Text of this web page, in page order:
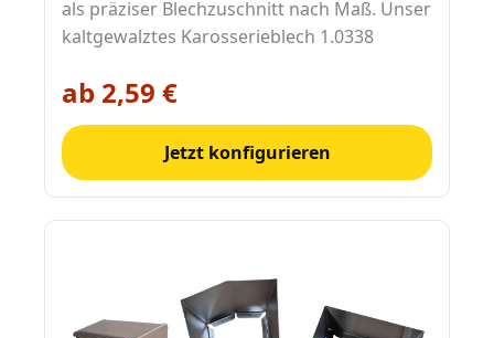
als präziser Blechzuschnitt nach Maß. Unser
kaltgewalztes Karosserieblech 1.0338
ab 2,59 €
Jetzt konfigurieren